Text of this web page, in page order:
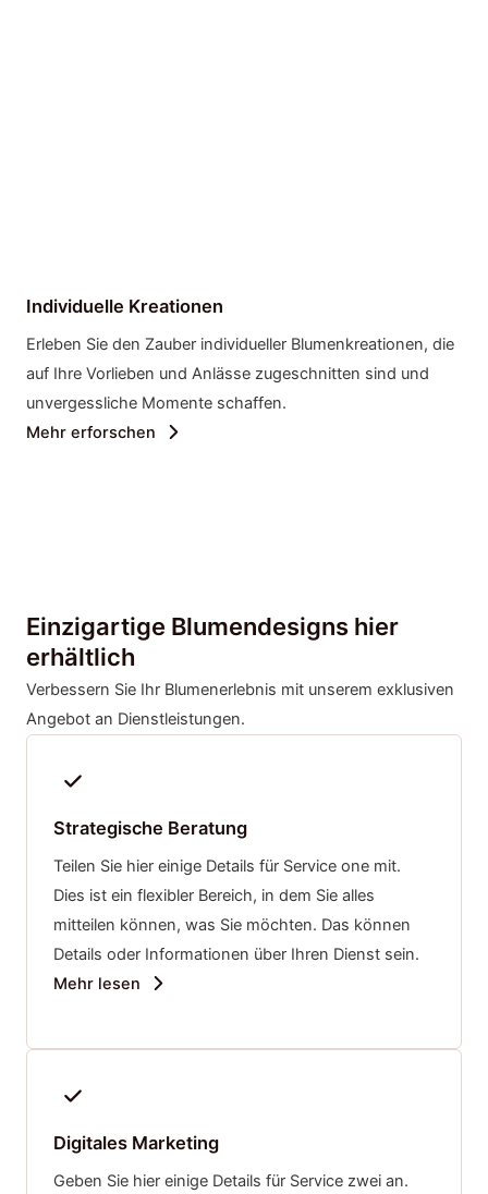
Individuelle Kreationen
Erleben Sie den Zauber individueller Blumenkreationen, die
auf Ihre Vorlieben und Anlässe zugeschnitten sind und
unvergessliche Momente schaffen.
Mehr erforschen
Einzigartige Blumendesigns hier
erhältlich
Verbessern Sie Ihr Blumenerlebnis mit unserem exklusiven
Angebot an Dienstleistungen.
Strategische Beratung
Teilen Sie hier einige Details für Service one mit.
Dies ist ein flexibler Bereich, in dem Sie alles
mitteilen können, was Sie möchten. Das können
Details oder Informationen über Ihren Dienst sein.
Mehr lesen
Digitales Marketing
Geben Sie hier einige Details für Service zwei an.